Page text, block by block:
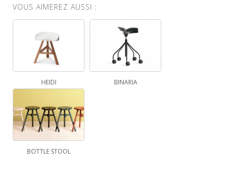
VOUS AIMEREZ AUSSI :
HEIDI BINARIA
BOTTLE STOOL